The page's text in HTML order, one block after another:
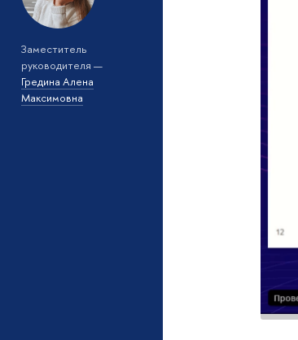
Заместитель
руководителя —
Гредина Алена
Максимовна